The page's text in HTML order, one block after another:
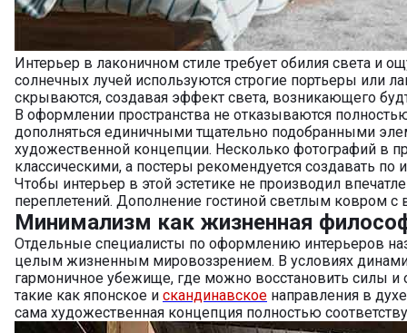
Интерьер в лаконичном стиле требует обилия света и
солнечных лучей используются строгие портьеры или
скрываются, создавая эффект света, возникающего
В оформлении пространства не отказываются
дополняться единичными тщательно подобранными
художественной концепции. Несколько фотографий в
классическими, а постеры рекомендуется создавать по
Чтобы интерьер в этой эстетике не производил
переплетений. Дополнение гостиной светлым ковром
Минимализм как жизненная
Отдельные специалисты по оформлению интерьеров
целым жизненным мировоззрением. В условиях
гармоничное убежище, где можно восстановить силы и
такие как японское и скандинавское направления в
сама художественная концепция полностью